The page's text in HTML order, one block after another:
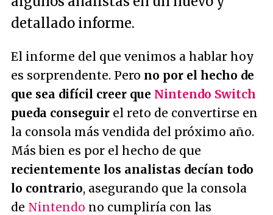
detallado informe.
El informe del que venimos a hablar hoy
es sorprendente. Pero no por el hecho de
que sea difícil creer que Nintendo Switch
pueda conseguir el reto de convertirse en
la consola más vendida del próximo año.
Más bien es por el hecho de que
recientemente los analistas decían todo
lo contrario, asegurando que la consola
de Nintendo no cumpliría con las